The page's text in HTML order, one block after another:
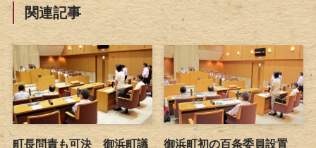
関連記事
町長問責も可決 御浜町議 御浜町初の百条委員設置